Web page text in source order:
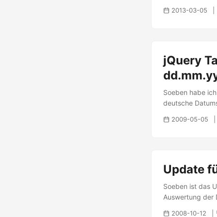
Internet Pack
bereits einen
sind die
Ende des
verbraucht hat,
bietet leider
geschrieben,
2013-03-05
jQuery
Soeben habe
deutsche
einfach, da
Sorter: 1 2 3 4
2009-05-05
Update
Soeben ist das
Auswertung der
eben diese
2008-10-12